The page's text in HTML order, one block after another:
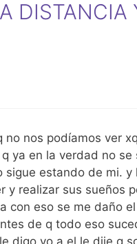
DISTANCIA
nos podíamos ver
ya en la verdad no
sigue estando de mi.
y realizar sus sueños
con eso se me daño
de q todo eso
digo yo a el le dije q